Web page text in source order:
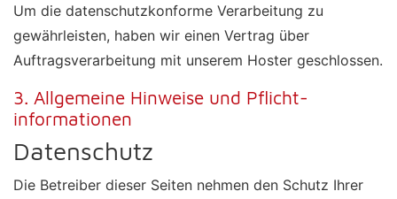
Um die datenschutzkonforme Verarbeitung zu
gewährleisten, haben wir einen Vertrag über
Auftragsverarbeitung mit unserem Hoster geschlossen.
3. Allgemeine Hinweise und Pflicht­
informationen
Datenschutz
Die Betreiber dieser Seiten nehmen den Schutz Ihrer